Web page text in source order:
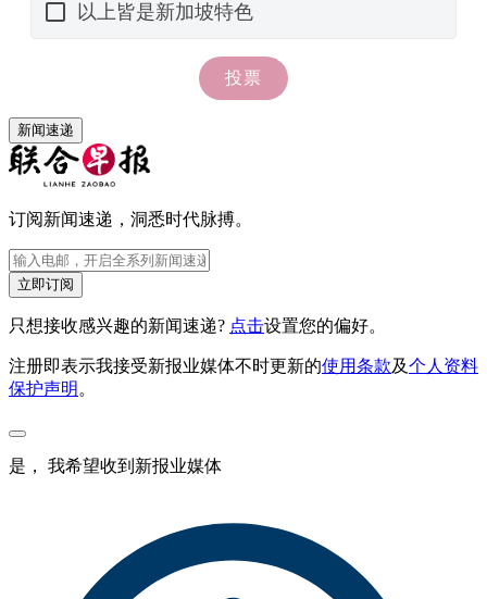
新闻速递
订阅新闻速递，洞悉时代脉搏。
立即订阅
只想接收感兴趣的新闻速递? 点击设置您的偏好。
注册即表示我接受新报业媒体不时更新的使用条款及个人资料
保护声明 。
是， 我希望收到新报业媒体